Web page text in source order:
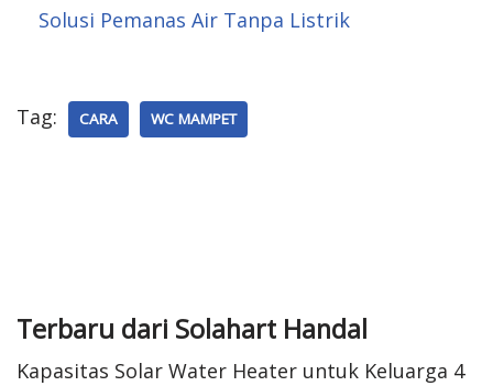
Solusi Pemanas Air Tanpa Listrik
Tag: CARA WC MAMPET
Terbaru dari Solahart Handal
Kapasitas Solar Water Heater untuk Keluarga 4